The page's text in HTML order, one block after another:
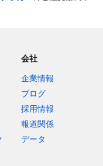
会社
企業情報
ブログ
採用情報
報道関係
データ